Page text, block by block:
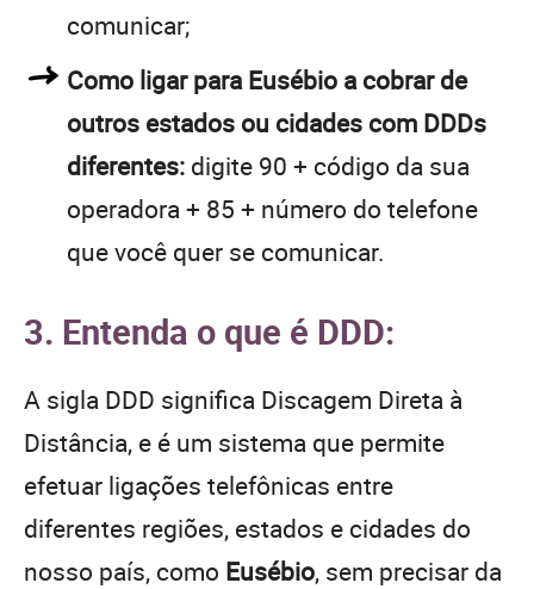
comunicar;
Como ligar para Eusébio a cobrar de
outros estados ou cidades com DDDs
diferentes: digite 90 + código da sua
operadora + 85 + número do telefone
que você quer se comunicar.
3. Entenda o que é DDD:
A sigla DDD significa Discagem Direta à
Distância, e é um sistema que permite
efetuar ligações telefônicas entre
diferentes regiões, estados e cidades do
nosso país, como Eusébio, sem precisar da